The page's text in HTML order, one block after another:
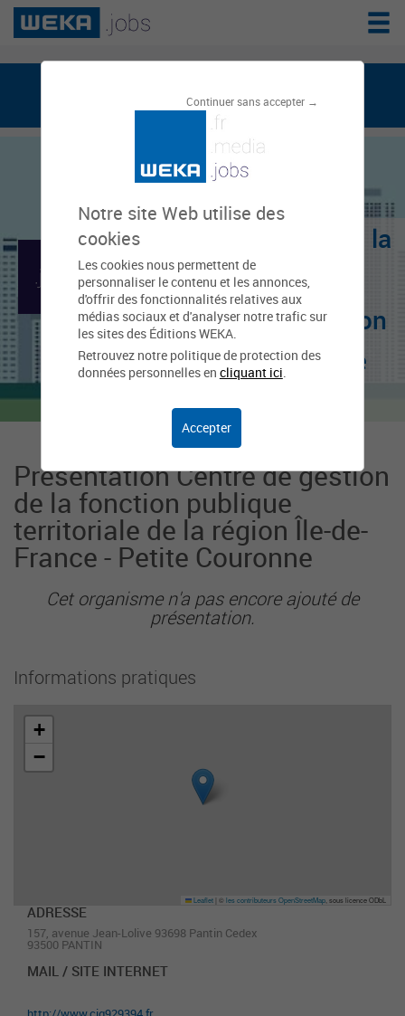
Continuer sans accepter →
Notre site Web utilise des
cookies
Les cookies nous permettent de
personnaliser le contenu et les annonces,
d'offrir des fonctionnalités relatives aux
médias sociaux et d'analyser notre trafic sur
les sites des Éditions WEKA.
Retrouvez notre politique de protection des
données personnelles en cliquant ici.
Accepter
weka.jobs, le réseau de l'emploi public
Centre de gestion de la
fonction publique
territoriale de la région
Île-de-France - Petite
Couronne
Présentation Centre de gestion
de la fonction publique
territoriale de la région Île-de-
France - Petite Couronne
Cet organisme n'a pas encore ajouté de
présentation.
Informations pratiques
+
−
Leaflet ©les contributeurs OpenStreetMap , sous licence ODbL
ADRESSE
157, avenue Jean-Lolive 93698 Pantin Cedex
93500 PANTIN
MAIL / SITE INTERNET